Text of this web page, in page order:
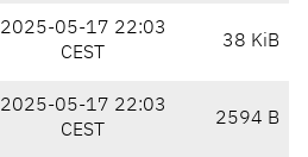
2025-05-17 22:03
CEST
38 KiB
2025-05-17 22:03
CEST
2594 B